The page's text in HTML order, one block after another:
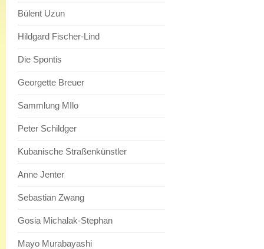
Bülent Uzun
Hildgard Fischer-Lind
Die Spontis
Georgette Breuer
Sammlung MIlo
Peter Schildger
Kubanische Straßenkünstler
Anne Jenter
Sebastian Zwang
Gosia Michalak-Stephan
Mayo Murabayashi